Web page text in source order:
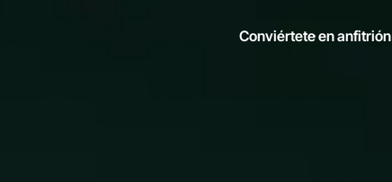
Conviértete en anfitrión